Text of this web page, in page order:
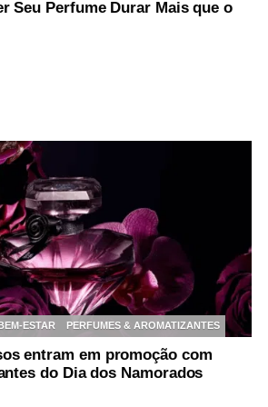
Seu Perfume Durar Mais que o
ESTAR PERFUMES & AROMATIZANTES
entram em promoção com
do Dia dos Namorados